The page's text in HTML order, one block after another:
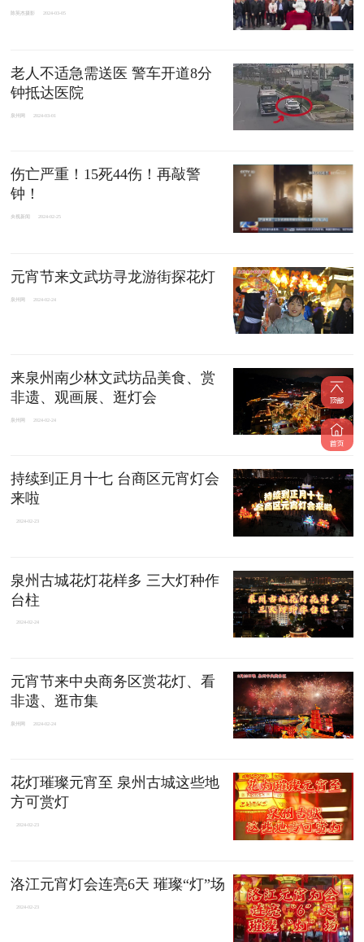
陈英杰摄影 2024-03-05
老人不适急需送医 警车开道8分
钟抵达医院
泉州网 2024-03-01
伤亡严重！15死44伤！再敲警
钟！
央视新闻 2024-02-25
元宵节来文武坊寻龙游街探花灯
泉州网 2024-02-24
来泉州南少林文武坊品美食、赏
非遗、观画展、逛灯会
泉州网 2024-02-24
持续到正月十七 台商区元宵灯会
来啦
2024-02-23
泉州古城花灯花样多 三大灯种作
台柱
2024-02-24
元宵节来中央商务区赏花灯、看
非遗、逛市集
泉州网 2024-02-24
花灯璀璨元宵至 泉州古城这些地
方可赏灯
2024-02-23
洛江元宵灯会连亮6天 璀璨“灯”场
2024-02-23